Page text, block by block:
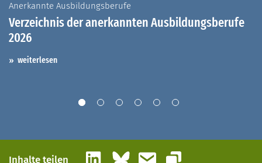
Anerkannte Ausbildungsberufe
Verzeichnis der anerkannten Ausbildungsberufe
2026
weiterlesen
Inhalte teilen LinkedInBlueskyE-Mail